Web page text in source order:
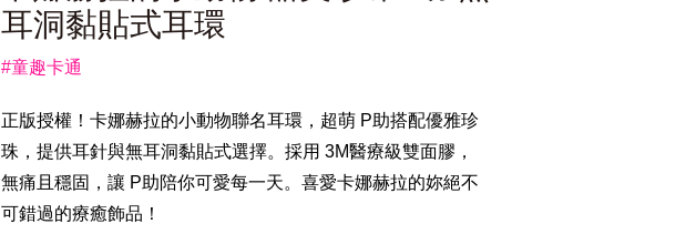
耳洞黏貼式耳環
#童趣卡通
正版授權！卡娜赫拉的小動物聯名耳環，超萌 P助搭配優雅珍
珠，提供耳針與無耳洞黏貼式選擇。採用 3M醫療級雙面膠，
無痛且穩固，讓 P助陪你可愛每一天。喜愛卡娜赫拉的妳絕不
可錯過的療癒飾品！